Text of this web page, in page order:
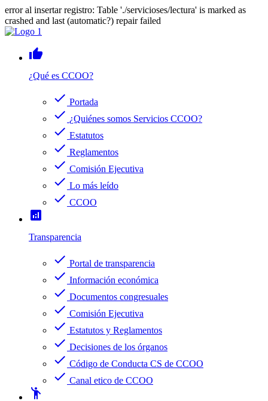
error al insertar registro: Table './servicioses/lectura' is marked as
crashed and last (automatic?) repair failed
thumb_up
¿Qué es CCOO?
check Portada
check ¿Quiénes somos Servicios CCOO?
check Estatutos
check Reglamentos
check Comisión Ejecutiva
check Lo más leído
check CCOO
analytics
Transparencia
check Portal de transparencia
check Información económica
check Documentos congresuales
check Comisión Ejecutiva
check Estatutos y Reglamentos
check Decisiones de los órganos
check Código de Conducta CS de CCOO
check Canal etico de CCOO
emoji_people